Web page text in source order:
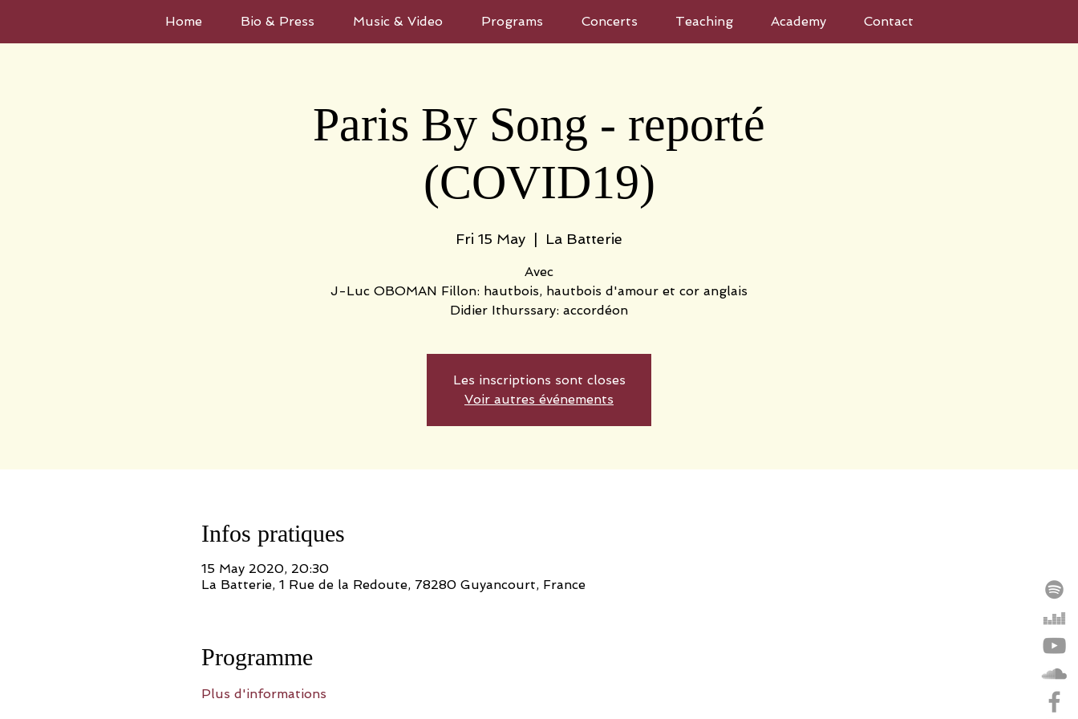
Home Bio & Press Music & Video Programs Concerts Teaching Academy Contact
Paris By Song - reporté
(COVID19)
Fri 15 May La Batterie
Avec
J-Luc OBOMAN Fillon: hautbois, hautbois d'amour et cor anglais
Didier Ithurssary: accordéon
Les inscriptions sont closes
Voir autres événements
Infos pratiques
15 May 2020, 20:30
La Batterie, 1 Rue de la Redoute, 78280 Guyancourt, France
Programme
Plus d'informations